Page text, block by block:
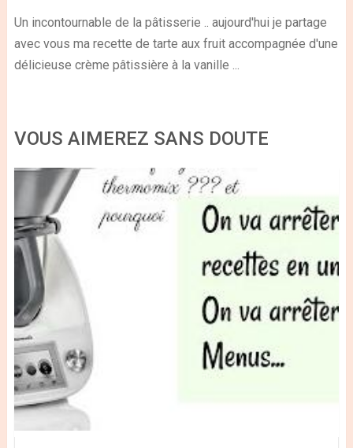
Un incontournable de la pâtisserie .. aujourd'hui je partage
avec vous ma recette de tarte aux fruit accompagnée d'une
délicieuse crème pâtissière à la vanille ...
VOUS AIMEREZ SANS DOUTE